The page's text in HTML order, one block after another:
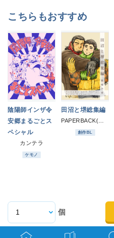
こちらもおすすめ
陰陽師インザ令
安郷まるごとス
ペシャル
カンテラ
ケモノ
田沼と堺総集編
創作BL
個